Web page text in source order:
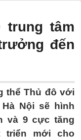
trung tâm
đến
thể Thủ đô với
Nội sẽ hình
và 9 cực tăng
triển mới cho